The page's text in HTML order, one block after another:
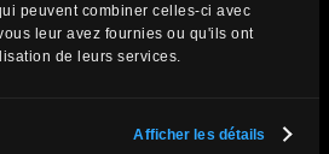
peuvent combiner celles-ci avec
leur avez fournies ou qu'ils ont
de leurs services.
Afficher les détails